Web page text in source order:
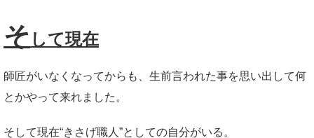
そ して現在
師匠がいなくなってからも、生前言われた事を思い出して何
とかやって来れました。
そして現在“きさげ職人”としての自分がいる。